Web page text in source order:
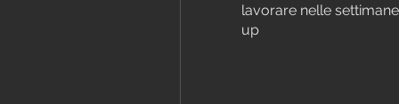
lavorare nelle
up